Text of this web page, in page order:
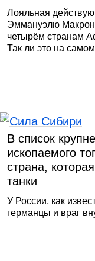
Лояльная
Эммануэлю
четырём странам
Так ли это на
В список
ископаемого
страна,
танки
У России, как
германцы и враг